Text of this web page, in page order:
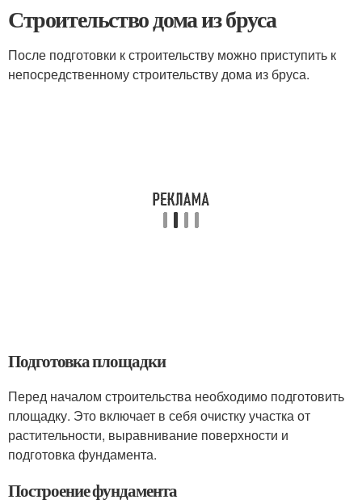
Строительство дома из бруса
После подготовки к строительству можно приступить к
непосредственному строительству дома из бруса.
Подготовка площадки
Перед началом строительства необходимо подготовить
площадку. Это включает в себя очистку участка от
растительности, выравнивание поверхности и
подготовка фундамента.
Построение фундамента